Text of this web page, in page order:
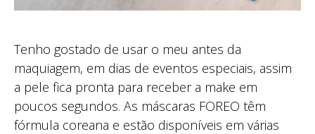
Tenho gostado de usar o meu antes da
maquiagem, em dias de eventos especiais, assim
a pele fica pronta para receber a make em
poucos segundos. As máscaras FOREO têm
fórmula coreana e estão disponíveis em várias